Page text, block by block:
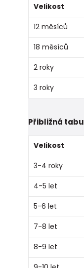
Velikost
12 měsíců
18 měsíců
2 roky
3 roky
Přibližná
Velikost
3-4 roky
4-5 let
5-6 let
7-8 let
8-9 let